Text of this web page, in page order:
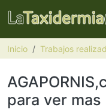
Pasar al contenido
Inicio Trabajos
para ver